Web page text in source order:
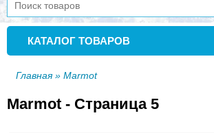
КАТАЛОГ ТОВАРОВ
Главная» Marmot
Marmot - Страница 5